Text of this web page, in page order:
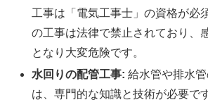
工事は「電気工事士」の資格が必
の工事は法律で禁止されており、
となり大変危険です。
水回りの配管工事: 給水管や排水
は、専門的な知識と技術が必要で